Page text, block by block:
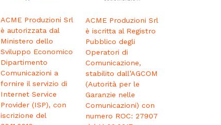
ACME Produzioni Srl
è autorizzata dal
Ministero dello
Sviluppo Economico
Dipartimento
Comunicazioni a
fornire il servizio di
Internet Service
Provider (ISP), con
iscrizione del
ACME Produzioni Srl
è iscritta al Registro
Pubblico degli
Operatori di
Comunicazione,
stabilito dall’AGCOM
(Autorità per le
Garanzie nelle
Comunicazioni) con
numero ROC: 27907